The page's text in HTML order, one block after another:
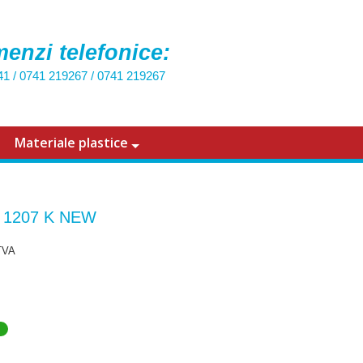
telefonice:
/ 0741 219267/ 0741 219267
Materiale plastice
K NEW